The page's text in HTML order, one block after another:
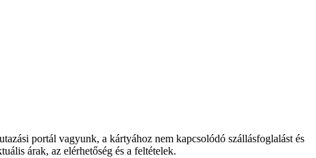
portál vagyunk, a kártyához nem kapcsolódó szállásfoglalást és
árak, az elérhetőség és a feltételek.